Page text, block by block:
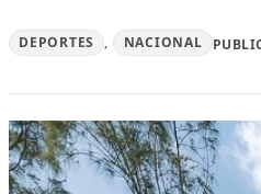
DEPORTES , NACIONAL